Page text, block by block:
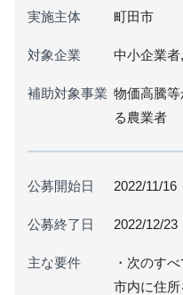
実施主体 町田市
対象企業 中小企業
補助対象事業 物価高騰
る農業者
公募開始日 2022/11/16
公募終了日 2022/12/23
主な要件
・次のす
市内に住